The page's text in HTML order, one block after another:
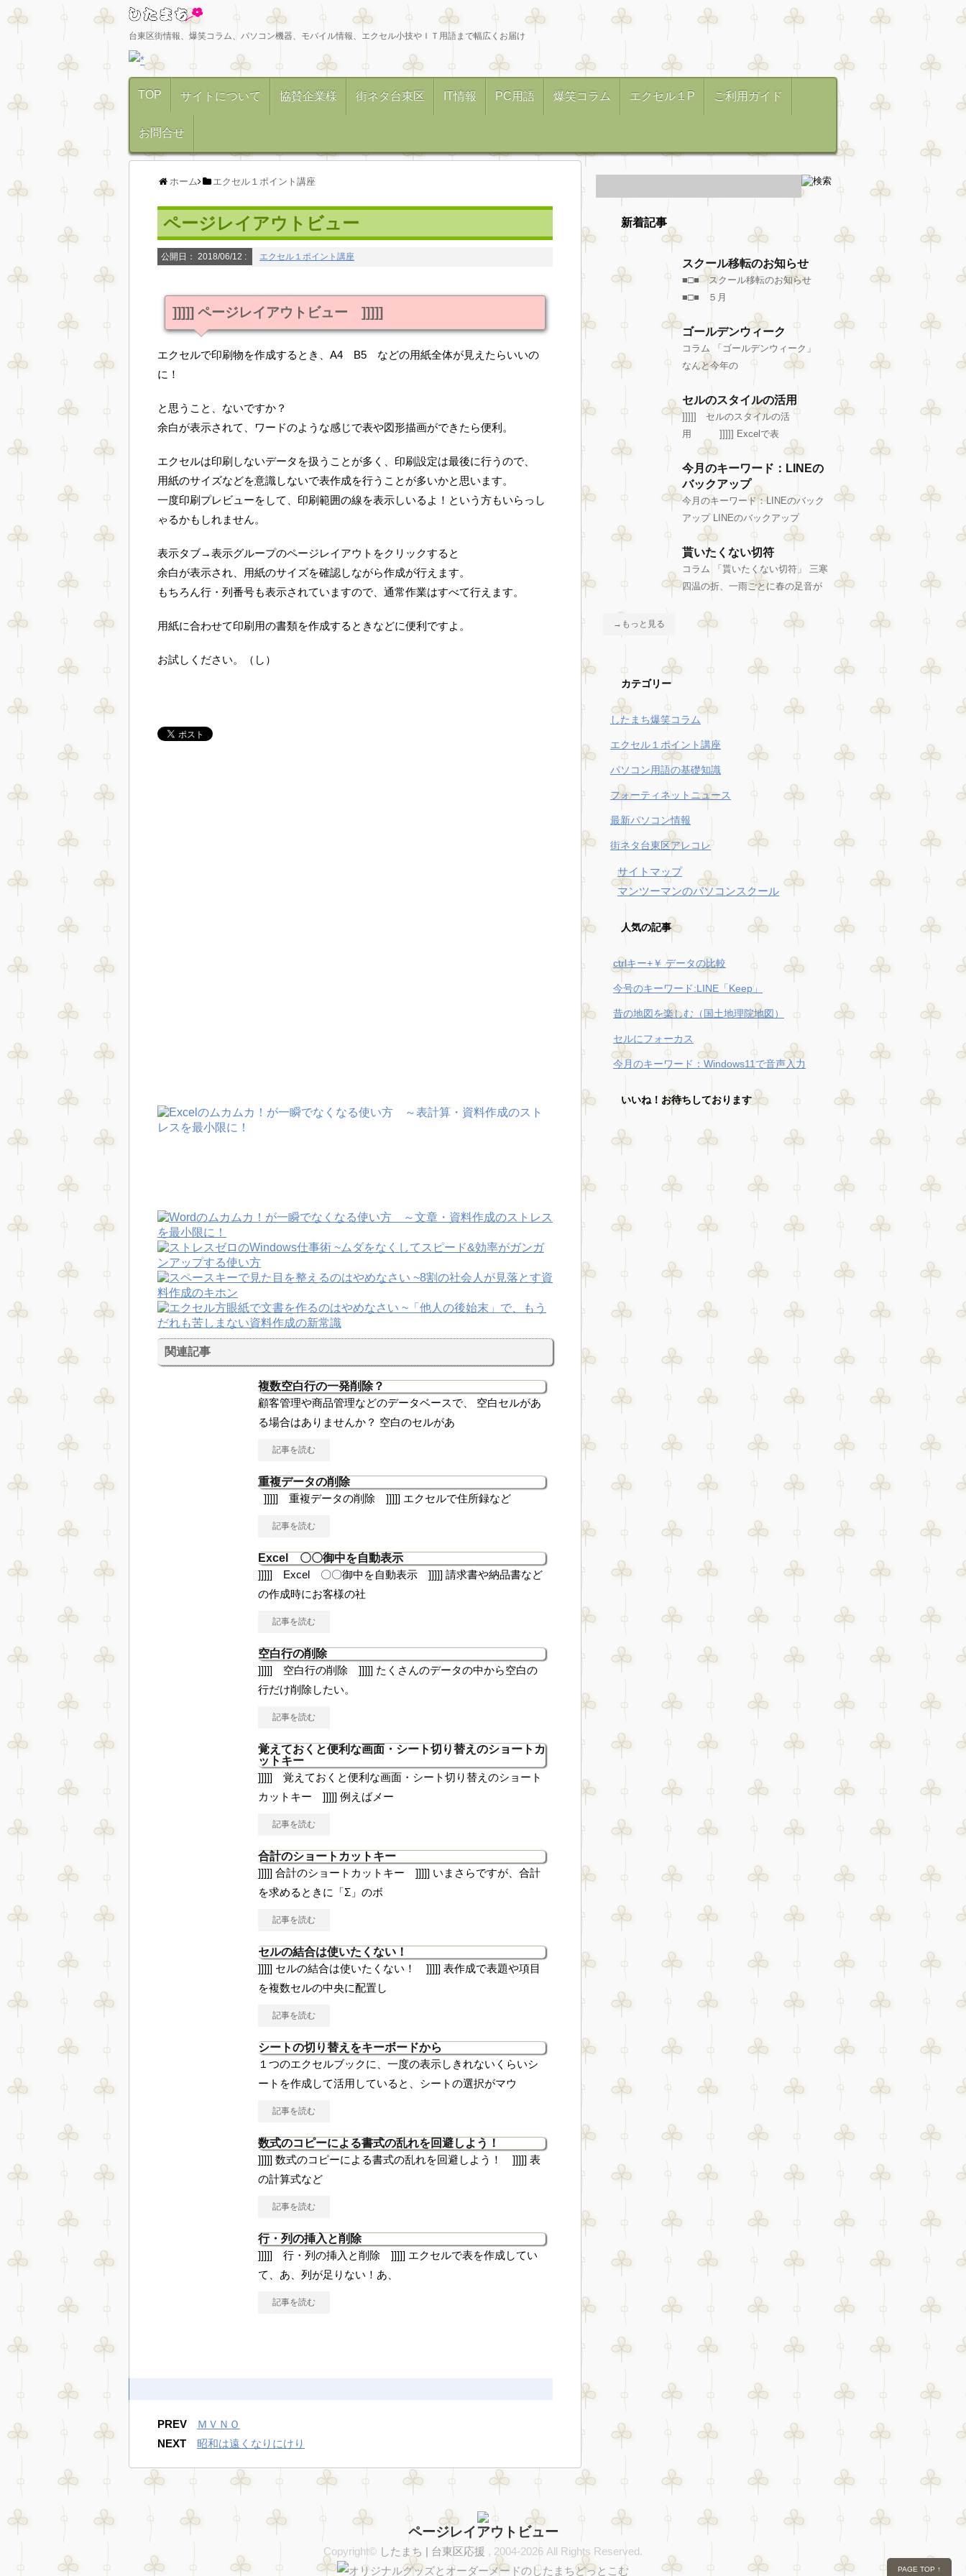
台東区街情報、爆笑コラム、パソコン機器、モバイル情報、エクセル小技やＩＴ用語まで幅広くお届け
TOP サイトについて 協賛企業様 街ネタ台東区 IT情報 PC用語 爆笑コラム エクセル１P ご利用ガイド
お問合せ
ホーム エクセル１ポイント講座
ページレイアウトビュー
公開日： 2018/06/12 : エクセル１ポイント講座
]]]]] ページレイアウトビュー ]]]]]
エクセルで印刷物を作成するとき、A4 B5 などの用紙全体が見えたらいいの
に！
と思うこと、ないですか？
余白が表示されて、ワードのような感じで表や図形描画ができたら便利。
エクセルは印刷しないデータを扱うことが多く、印刷設定は最後に行うので、
用紙のサイズなどを意識しないで表作成を行うことが多いかと思います。
一度印刷プレビューをして、印刷範囲の線を表示しいるよ！という方もいらっし
ゃるかもしれません。
表示タブ→表示グループのページレイアウトをクリックすると
余白が表示され、用紙のサイズを確認しながら作成が行えます。
もちろん行・列番号も表示されていますので、通常作業はすべて行えます。
用紙に合わせて印刷用の書類を作成するときなどに便利ですよ。
お試しください。（し）
関連記事
複数空白行の一発削除？
顧客管理や商品管理などのデータベースで、 空白セルがあ
る場合はありませんか？ 空白のセルがあ
記事を読む
重複データの削除
]]]]] 重複データの削除 ]]]]] エクセルで住所録など
記事を読む
Excel 〇〇御中を自動表示
]]]]] Excel 〇〇御中を自動表示 ]]]]] 請求書や納品書など
の作成時にお客様の社
記事を読む
空白行の削除
]]]]] 空白行の削除 ]]]]] たくさんのデータの中から空白の
行だけ削除したい。
記事を読む
覚えておくと便利な画面・シート切り替えのショートカ
ットキー
]]]]] 覚えておくと便利な画面・シート切り替えのショート
カットキー ]]]]] 例えばメー
記事を読む
合計のショートカットキー
]]]]] 合計のショートカットキー ]]]]] いまさらですが、合計
を求めるときに「Σ」のボ
記事を読む
セルの結合は使いたくない！
]]]]] セルの結合は使いたくない！ ]]]]] 表作成で表題や項目
を複数セルの中央に配置し
記事を読む
シートの切り替えをキーボードから
１つのエクセルブックに、一度の表示しきれないくらいシ
ートを作成して活用していると、シートの選択がマウ
記事を読む
数式のコピーによる書式の乱れを回避しよう！
]]]]] 数式のコピーによる書式の乱れを回避しよう！ ]]]]] 表
の計算式など
記事を読む
行・列の挿入と削除
]]]]] 行・列の挿入と削除 ]]]]] エクセルで表を作成してい
て、あ、列が足りない！あ、
記事を読む
PREV
ＭＶＮＯ
NEXT
昭和は遠くなりにけり
新着記事
スクール移転のお知らせ
■□■ スクール移転のお知らせ
■□■ ５月
ゴールデンウィーク
コラム 「ゴールデンウィーク」
なんと今年の
セルのスタイルの活用
]]]]] セルのスタイルの活
用 ]]]]] Excelで表
今月のキーワード：LINEの
バックアップ
今月のキーワード：LINEのバック
アップ LINEのバックアップ
貰いたくない切符
コラム 「貰いたくない切符」 三寒
四温の折、一雨ごとに春の足音が
→もっと見る
カテゴリー
したまち爆笑コラム
エクセル１ポイント講座
パソコン用語の基礎知識
フォーティネットニュース
最新パソコン情報
街ネタ台東区アレコレ
サイトマップ
マンツーマンのパソコンスクール
人気の記事
ctrlキー+￥ データの比較
今号のキーワード:LINE「Keep」
昔の地図を楽しむ（国土地理院地図）
セルにフォーカス
今月のキーワード：Windows11で音声入力
いいね！お待ちしております
ページレイアウトビュー
Copyright© したまち | 台東区応援 , 2004-2026 All Rights Reserved.
PAGE TOP ↑